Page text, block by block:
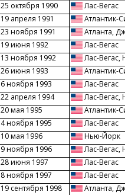
25 октября 1990 Лас-Вегас
19 апреля 1991 Атлантик-
23 ноября 1991 Атланта,
19 июня 1992 Лас-Вегас
13 ноября 1992 Лас-Вегас,
26 июня 1993 Атлантик-
6 ноября 1993 Лас-Вегас
22 апреля 1994 Лас-Вегас,
20 мая 1995 Атлантик-
4 ноября 1995 Лас-Вегас
10 мая 1996 Нью-Йорк
9 ноября 1996 Лас-Вегас,
28 июня 1997 Лас-Вегас
8 ноября 1997 Лас-Вегас
19 сентября 1998 Атланта,